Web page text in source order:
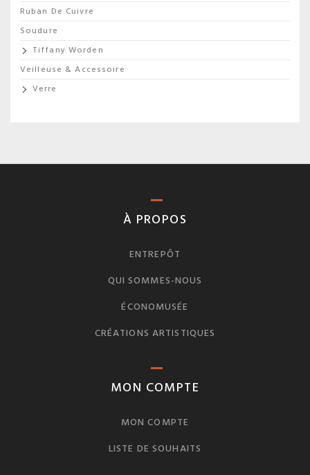
Ruban De Cuivre
Soudure
Tiffany Worden
Veilleuse & Accessoire
Verre
À PROPOS
ENTREPÔT
QUI SOMMES-NOUS
ÉCONOMUSÉE
CRÉATIONS ARTISTIQUES
MON COMPTE
MON COMPTE
LISTE DE SOUHAITS